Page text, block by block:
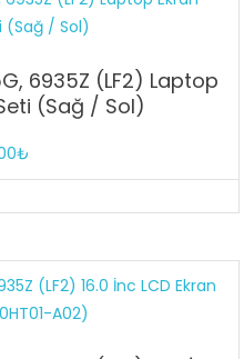
6935Z (LF2) Laptop
(Sağ / Sol)
₺